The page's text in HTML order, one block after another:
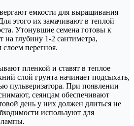
емкости для выращивания
этого их замачивают в теплой
Утонувшие семена готовы к
на глубину 1-2 сантиметра,
перегноя.
пленкой и ставят в теплое
слой грунта начинает подсыхать,
пульверизатора. При появлении
сеянцам обеспечивают
день у них должен длиться не
используют для
лампы.